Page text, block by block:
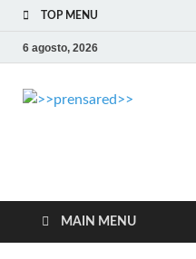
TOP MENU
6 agosto, 2026
MAIN MENU